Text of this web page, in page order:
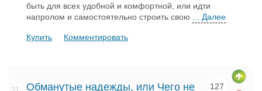
быть для всех удобной и комфортной, или идти
напролом и самостоятельно строить свою
... Далее
Купить Комментировать
Обманутые надежды, или Чего не
127